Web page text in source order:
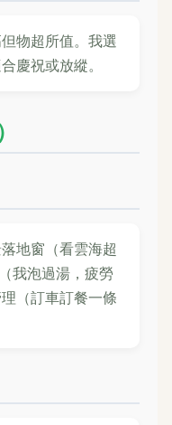
物超所值。我選
慶祝或放縱。
地窗（看雲海超
我泡過湯，疲勞
（訂車訂餐一條